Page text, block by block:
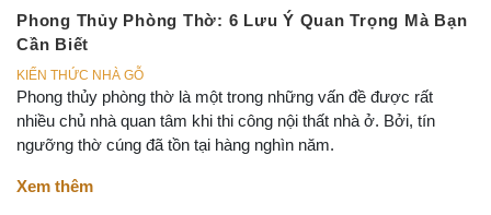
Phong Thủy Phòng Thờ: 6 Lưu Ý Quan Trọng Mà Bạn
Cần Biết
KIẾN THỨC NHÀ GỖ
Phong thủy phòng thờ là một trong những vấn đề được rất
nhiều chủ nhà quan tâm khi thi công nội thất nhà ở. Bởi, tín
ngưỡng thờ cúng đã tồn tại hàng nghìn năm.
Xem thêm